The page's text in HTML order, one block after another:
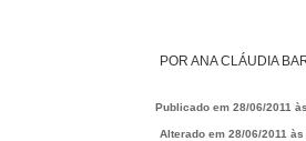
POR ANA CLÁUDIA
Publicado em 28/06/2011
Alterado em 28/06/2011 às